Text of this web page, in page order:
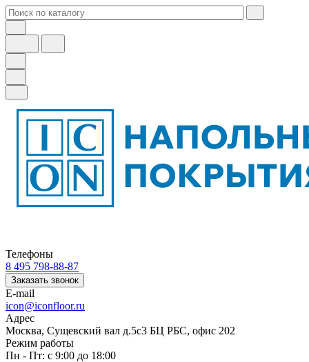
Телефоны
8 495 798-88-87
Заказать звонок
E-mail
icon@iconfloor.ru
Адрес
Москва, Сущевский вал д.5с3 БЦ РБС, офис 202
Режим работы
Пн - Пт: с 9:00 до 18:00